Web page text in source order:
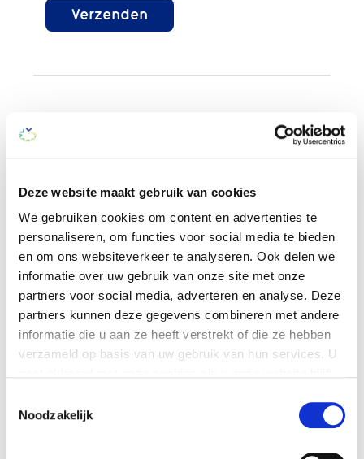
Deze website maakt gebruik van cookies
We gebruiken cookies om content en advertenties te
personaliseren, om functies voor social media te bieden
en om ons websiteverkeer te analyseren. Ook delen we
informatie over uw gebruik van onze site met onze
partners voor social media, adverteren en analyse. Deze
partners kunnen deze gegevens combineren met andere
informatie die u aan ze heeft verstrekt of die ze hebben
verzameld op basis van uw gebruik van hun services. U
Je kunt op elk moment je cookie-instellingen aanpassen
of je toestemming intrekken. Dit heeft geen gevolg voor
Noodzakelijk
Verzenden
Bel onze
klantenservice
(035) 6 924 924 of
mailons
Vivium helpt u verder